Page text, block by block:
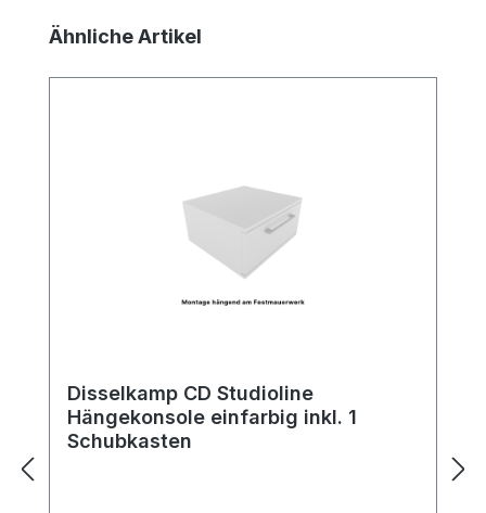
Produktgalerie überspringen
Ähnliche Artikel
Disselkamp CD Studioline
Hängekonsole einfarbig inkl. 1
Schubkasten